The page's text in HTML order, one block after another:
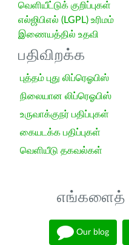
வெளியீட்டுக் குறிப்புகள்
எல்ஜிபிஎல் (LGPL) உரிமம்
இணையத்தில் உதவி
பதிவிறக்க
புத்தம் புது லிப்ரெஓபிஸ்
நிலையான லிப்ரெஓபிஸ்
உருவாக்குநர் பதிப்புகள்
கையடக்க பதிப்புகள்
வெளியீடு தகவல்கள்
எங்களைத்
Our blog